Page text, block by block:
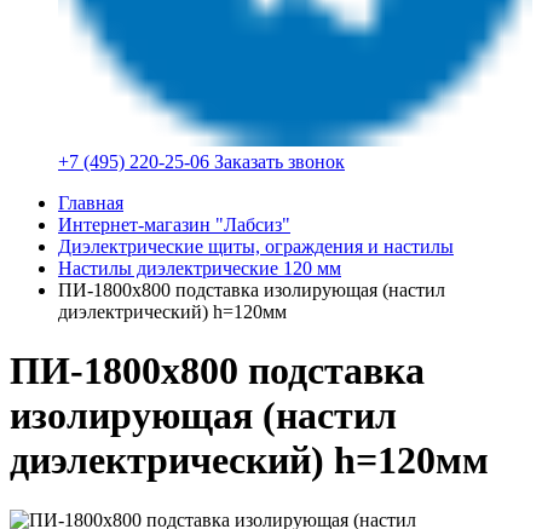
+7 (495) 220-25-06 Заказать звонок
Главная
Интернет-магазин "Лабсиз"
Диэлектрические щиты, ограждения и настилы
Настилы диэлектрические 120 мм
ПИ-1800x800 подставка изолирующая (настил
диэлектрический) h=120мм
ПИ-1800x800 подставка
изолирующая (настил
диэлектрический) h=120мм